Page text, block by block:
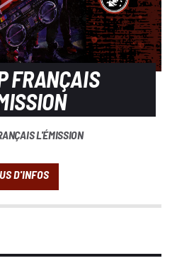
FRANÇAIS
L'ÉMISSION